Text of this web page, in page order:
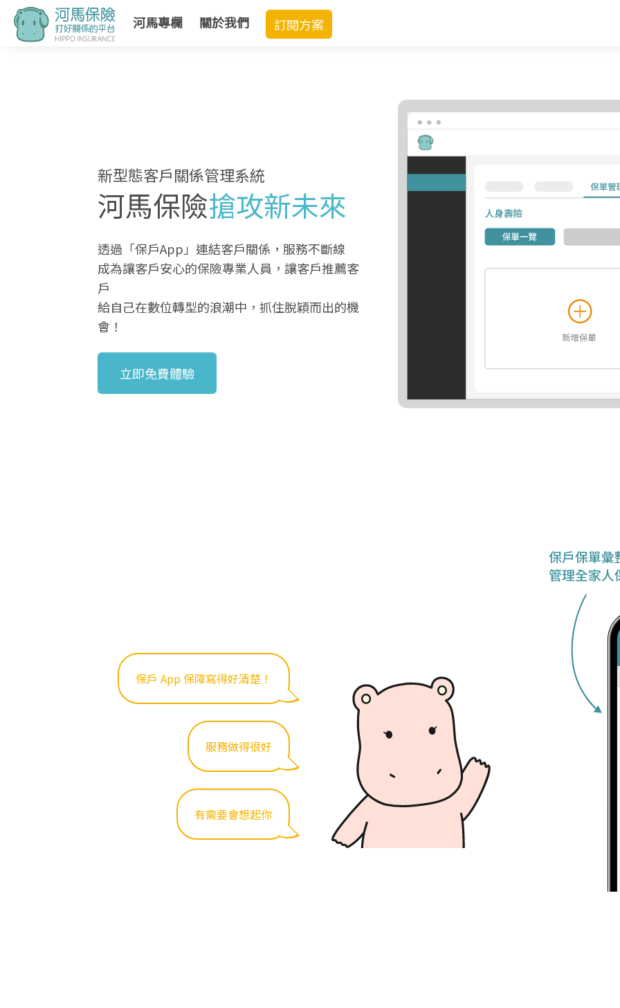
河馬專欄 關於我們 訂閱方案
新型態客戶關係管理系統
河馬保險搶攻新未來
透過「保戶App」連結客戶關係，服務不斷線
成為讓客戶安心的保險專業人員，讓客戶推薦客
戶
給自己在數位轉型的浪潮中，抓住脫穎而出的機
會！
立即免費體驗
保戶 App 保障寫得好清楚！
服務做得很好
有需要會想起你